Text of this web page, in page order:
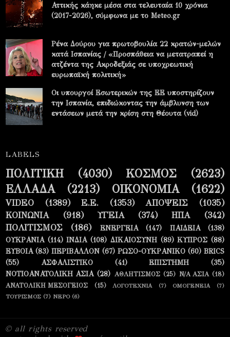
Αττικής κάηκε μέσα στα τελευταία 10 χρόνια
(2017-2026), σύμφωνα με το Meteo.gr
Ρένα Δούρου για πρωτοβουλία 22 κρατών-μελών
κατά Ισπανίας / «Προσπάθεια να μετατραπεί η
ατζέντα της Ακροδεξιάς σε υποχρεωτική
ευρωπαϊκή πολιτική»
Οι υπουργοί Εσωτερικών της ΕΕ υποστηρίζουν
την Ισπανία, επιδιώκοντας την άμβλυνση των
εντάσεων μετά την κρίση στη Θέουτα (vid)
LABELS
ΠΟΛΙΤΙΚΗ (4030) ΚΟΣΜΟΣ
(2623)
ΕΛΛΑΔΑ
(2213) ΟΙΚΟΝΟΜΙΑ (1622)
VIDEO (1389) Ε.Ε. (1353) ΑΠΟΨΕΙΣ
(1035)
ΚΟΙΝΩΝΙΑ
(918) ΥΓΕΙΑ (374) ΗΠΑ
(342)
ΠΟΛΙΤΙΣΜΟΣ
(186) ΕΝΕΡΓΕΙΑ (147) ΠΑΙΔΕΙΑ
(138)
ΟΥΚΡΑΝΙΑ (114) ΙΝΔΙΑ (108) ΔΙΚΑΙΟΣΥΝΗ (89) ΚΥΠΡΟΣ (88)
ΕΥΒΟΙΑ (83) ΠΕΡΙΒΑΛΛΟΝ (67) ΡΩΣΟ-ΟΥΚΡΑΝΙΚΟ (60) BRICS
(55)
ΑΣΦΑΛΙΣΤΙΚΟ (41) ΕΠΙΣΤΗΜΗ
(35)
ΝΟΤΙΟΑΝΑΤΟΛΙΚΗ ΑΣΙΑ (28) ΑΘΛΗΤΙΣΜΟΣ (25) Ν/Α ΑΣΙΑ (18)
ΑΝΑΤΟΛΙΚΗ ΜΕΣΟΓΕΙΟΣ
(15) ΛΟΓΟΤΕΧΝΙΑ (7) ΟΜΟΓΕΝΕΙΑ
(7)
ΤΟΥΡΙΣΜΟΣ (7) ΝΕΡΟ (6)
© all rights reserved